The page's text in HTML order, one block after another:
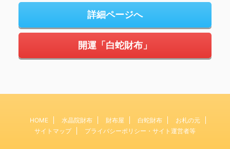
詳細ページへ
開運「白蛇財布」
HOME 水晶院財布 財布屋 白蛇財布
お札の元
サイトマップ
プライバシーポリシー・サイト運営者等